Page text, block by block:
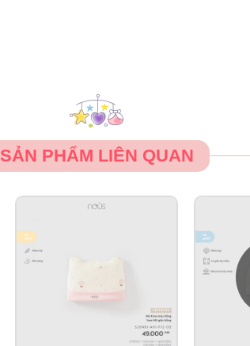
SẢN PHẨM LIÊN QUAN